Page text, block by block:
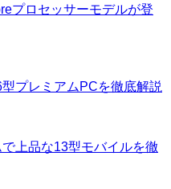
プロセッサーモデルが登
プレミアムPCを徹底解説
上品な13型モバイルを徹